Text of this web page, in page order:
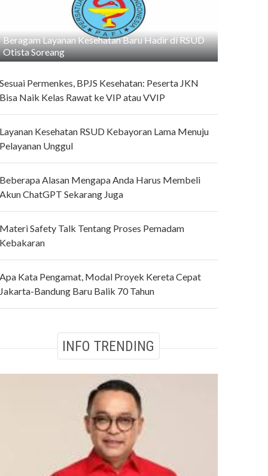
Beragam Layanan Kesehatan Baru Hadir di RSUD
Otista Soreang
Permenkes, BPJS Kesehatan: Peserta JKN
Naik Kelas Rawat ke VIP atau VVIP
Kesehatan RSUD Kebayoran Lama Menuju
Unggul
Alasan Mengapa Anda Harus Membeli
ChatGPT Sekarang Juga
Safety Talk Tentang Proses Pemadam
Kata Pengamat, Modal Proyek Kereta Cepat
Bandung Baru Balik 70 Tahun
INFO TRENDING